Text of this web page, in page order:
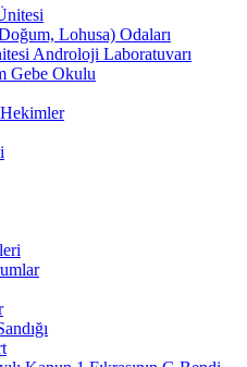
Lohusa) Odaları
Androloji Laboratuvarı
Gebe Okulu